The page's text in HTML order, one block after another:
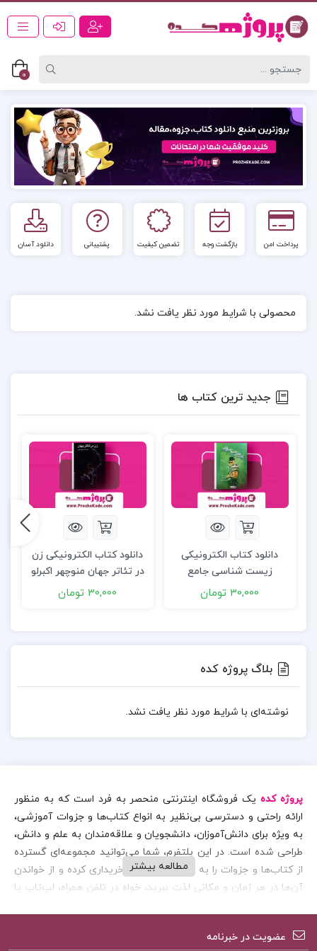
0
پرداخت امن بازگشت وجه تضمین کیفیت پشتیبانی دانلود آسان
محصولی با شرایط مورد نظر یافت نشد.
جدید ترین کتاب ها
دانلود کتاب الکترونیکی
زیست شناسی جامع
دوازدهم (PDF)
30,000 تومان
دانلود کتاب الکترونیکی زن
در تئاتر جهان منوچهر اکبرلو
30,000 تومان
بلاگ پروژه کده
نوشته‌ای با شرایط مورد نظر یافت نشد.
پروژه کدهیک فروشگاه اینترنتی منحصر به فرد است که به منظور
ارائه راحتی و دسترسی بی‌نظیر به انواع کتاب‌ها و جزوات آموزشی،
به ویژه برای دانش‌آموزان، دانشجویان و علاقه‌مندان به علم و دانش،
طراحی شده است. در این پلتفرم، شما می‌توانید مجموعه‌ای گسترده
از کتاب‌ها و جزوات را به صورت پی‌دی‌اف خریداری کرده و از خواندن
آن‌ها در هر زمان و مکانی لذت ببرید، خواه در تلفن همراه، لپ‌تاپ یا
با پروژه کده، شما به دنیایی از منابع علمی و آموزشی باکیفیت
مطالعه بیشتر
عضویت در خبرنامه